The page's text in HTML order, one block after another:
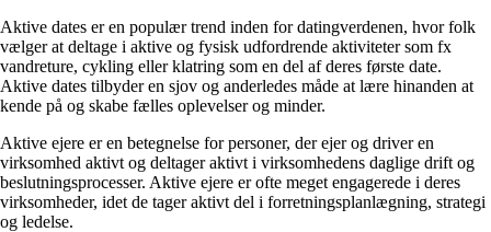
Aktive dates er en populær trend inden for datingverdenen, hvor folk
vælger at deltage i aktive og fysisk udfordrende aktiviteter som fx
vandreture, cykling eller klatring som en del af deres første date.
Aktive dates tilbyder en sjov og anderledes måde at lære hinanden at
kende på og skabe fælles oplevelser og minder.
Aktive ejere er en betegnelse for personer, der ejer og driver en
virksomhed aktivt og deltager aktivt i virksomhedens daglige drift og
beslutningsprocesser. Aktive ejere er ofte meget engagerede i deres
virksomheder, idet de tager aktivt del i forretningsplanlægning, strategi
og ledelse.